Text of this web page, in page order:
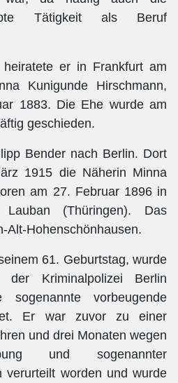
Tätigkeit als Beruf
er in Frankfurt am
Kunigunde Hirschmann,
1883. Die Ehe wurde am
geschieden.
Bender nach Berlin. Dort
1915 die Näherin Minna
am 27. Februar 1896 in
Lauban (Thüringen). Das
Alt-Hohenschönhausen.
61. Geburtstag, wurde
Kriminalpolizei Berlin
vorbeugende
Er war zuvor zu einer
und drei Monaten wegen
und sogenannter
verurteilt worden und wurde